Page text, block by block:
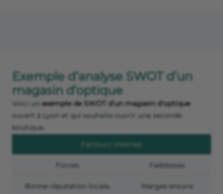
Exemple d’analyse SWOT d’un
magasin d’optique
Voici un exemple de SWOT d’un magasin d’optique
ouvert à Lyon et qui souhaite ouvrir une seconde
boutique.
Facteurs internes
Forces Faiblesses
Bonne réputation locale,
Marges encore